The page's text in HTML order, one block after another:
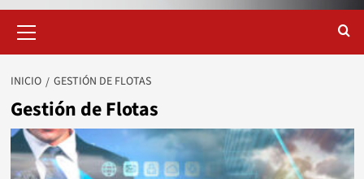
primario
INICIO GESTIÓN DE FLOTAS
Gestión de Flotas